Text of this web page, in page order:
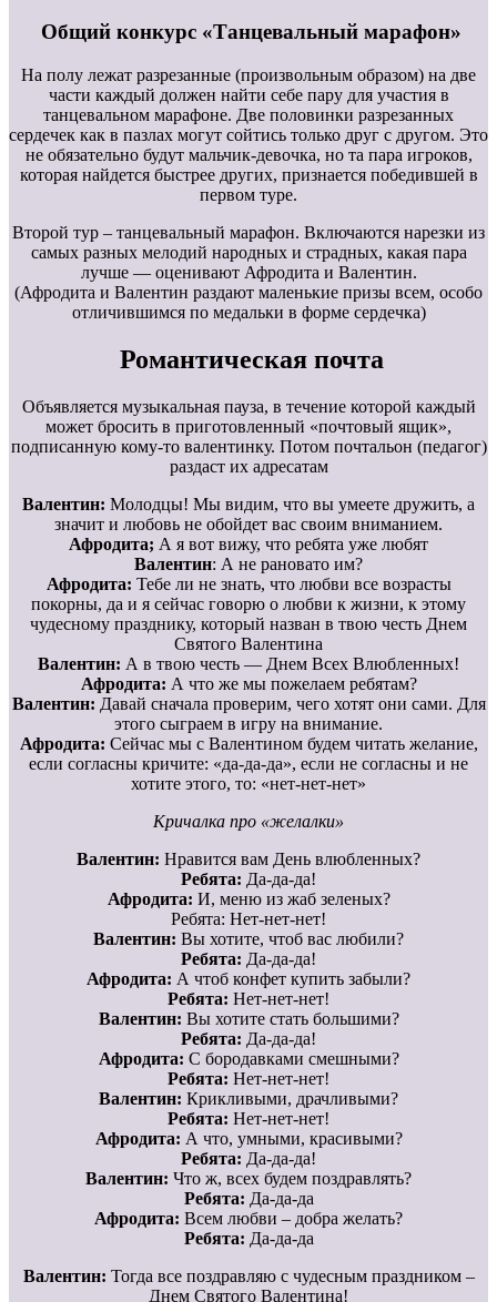
Общий конкурс «Танцевальный марафон»
На полу лежат разрезанные (произвольным образом) на две
части каждый должен найти себе пару для участия в
танцевальном марафоне. Две половинки разрезанных
сердечек как в пазлах могут сойтись только друг с другом. Это
не обязательно будут мальчик-девочка, но та пара игроков,
которая найдется быстрее других, признается победившей в
первом туре.
Второй тур – танцевальный марафон. Включаются нарезки из
самых разных мелодий народных и страдных, какая пара
лучше — оценивают Афродита и Валентин.
(Афродита и Валентин раздают маленькие призы всем, особо
отличившимся по медальки в форме сердечка)
Романтическая почта
Объявляется музыкальная пауза, в течение которой каждый
может бросить в приготовленный «почтовый ящик»,
подписанную кому-то валентинку. Потом почтальон (педагог)
раздаст их адресатам
Валентин: Молодцы! Мы видим, что вы умеете дружить, а
значит и любовь не обойдет вас своим вниманием.
Афродита; А я вот вижу, что ребята уже любят
Валентин: А не рановато им?
Афродита: Тебе ли не знать, что любви все возрасты
покорны, да и я сейчас говорю о любви к жизни, к этому
чудесному празднику, который назван в твою честь Днем
Святого Валентина
Валентин: А в твою честь — Днем Всех Влюбленных!
Афродита: А что же мы пожелаем ребятам?
Валентин: Давай сначала проверим, чего хотят они сами. Для
этого сыграем в игру на внимание.
Афродита: Сейчас мы с Валентином будем читать желание,
если согласны кричите: «да-да-да», если не согласны и не
хотите этого, то: «нет-нет-нет»
Кричалка про «желалки»
Валентин: Нравится вам День влюбленных?
Ребята: Да-да-да!
Афродита: И, меню из жаб зеленых?
Ребята: Нет-нет-нет!
Валентин: Вы хотите, чтоб вас любили?
Ребята: Да-да-да!
Афродита: А чтоб конфет купить забыли?
Ребята: Нет-нет-нет!
Валентин: Вы хотите стать большими?
Ребята: Да-да-да!
Афродита: С бородавками смешными?
Ребята: Нет-нет-нет!
Валентин: Крикливыми, драчливыми?
Ребята: Нет-нет-нет!
Афродита: А что, умными, красивыми?
Ребята: Да-да-да!
Валентин: Что ж, всех будем поздравлять?
Ребята: Да-да-да
Афродита: Всем любви – добра желать?
Ребята: Да-да-да
Валентин: Тогда все поздравляю с чудесным праздником –
Днем Святого Валентина!